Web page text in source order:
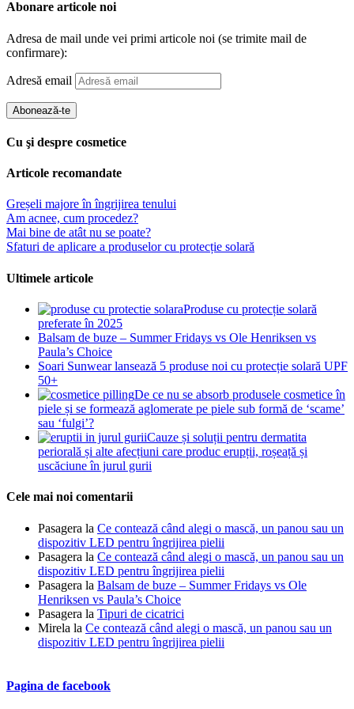
Abonare articole noi
Adresa de mail unde vei primi articole noi (se trimite mail de
confirmare):
Adresă email
Abonează-te
Cu şi despre cosmetice
Articole recomandate
Greșeli majore în îngrijirea tenului
Am acnee, cum procedez?
Mai bine de atât nu se poate?
Sfaturi de aplicare a produselor cu protecție solară
Ultimele articole
Produse cu protecție solară
preferate în 2025
Balsam de buze – Summer Fridays vs Ole Henriksen vs
Paula’s Choice
Soari Sunwear lansează 5 produse noi cu protecție solară UPF
50+
De ce nu se absorb produsele cosmetice în
piele și se formează aglomerate pe piele sub formă de ‘scame’
sau ‘fulgi’?
Cauze și soluții pentru dermatita
periorală și alte afecțiuni care produc erupții, roșeață și
uscăciune în jurul gurii
Cele mai noi comentarii
Pasagera la Ce contează când alegi o mască, un panou sau un
dispozitiv LED pentru îngrijirea pielii
Pasagera la Ce contează când alegi o mască, un panou sau un
dispozitiv LED pentru îngrijirea pielii
Pasagera la Balsam de buze – Summer Fridays vs Ole
Henriksen vs Paula’s Choice
Pasagera la Tipuri de cicatrici
Mirela la Ce contează când alegi o mască, un panou sau un
dispozitiv LED pentru îngrijirea pielii
Pagina de facebook